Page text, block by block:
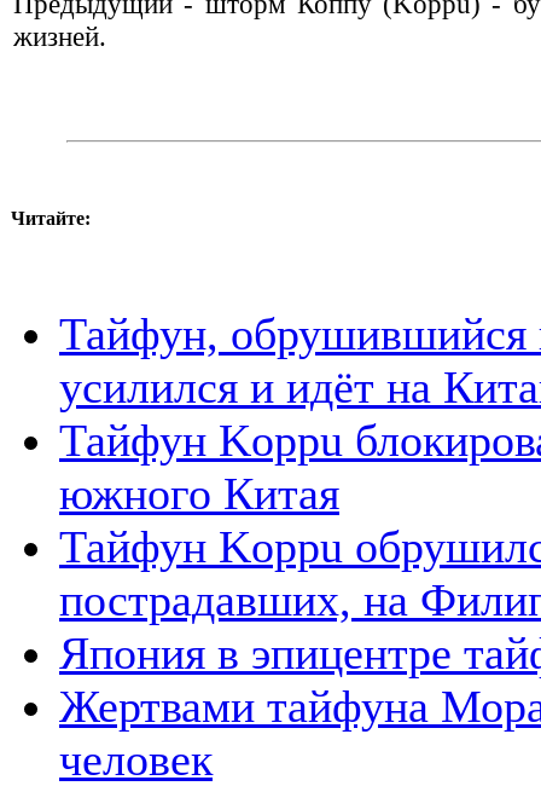
жизней.
Читайте:
Тайфун,
усилился и идёт на
Тайфун Koppu
южного Китая
Тайфун Koppu
пострадавших, на
Япония в эпицентре
Жертвами тайфуна
человек